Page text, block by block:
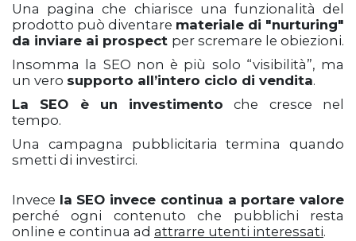
Una pagina che chiarisce una funzionalità del
prodotto può diventare materiale di "nurturing"
da inviare ai prospect per scremare le obiezioni.
Insomma la SEO non è più solo “visibilità”, ma
un vero supporto all’intero ciclo di vendita.
La SEO è un investimento che cresce nel
tempo.
Una campagna pubblicitaria termina quando
smetti di investirci.
Invece la SEO invece continua a portare valore
perché ogni contenuto che pubblichi resta
online e continua ad attrarre utenti interessati.